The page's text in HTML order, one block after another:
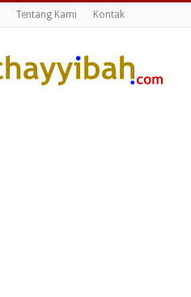
Tentang Kami Kontak